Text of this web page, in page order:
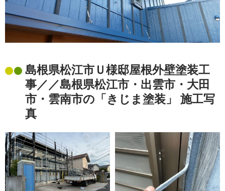
島根県松江市Ｕ様邸屋根外壁塗装工
事／／島根県松江市・出雲市・大田
市・雲南市の「きじま塗装」 施工写
真